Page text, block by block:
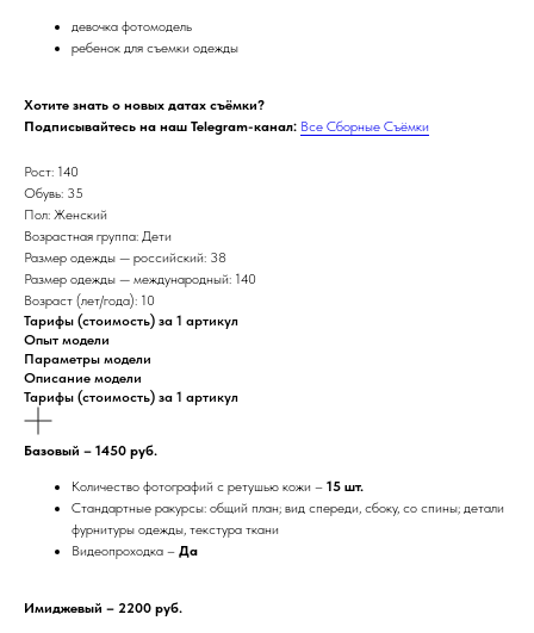
девочка фотомодель
ребенок для съемки одежды
Хотите знать о новых датах съёмки?
Подписывайтесь на наш Telegram-канал: Все Сборные Съёмки
Рост: 140
Обувь: 35
Пол: Женский
Возрастная группа: Дети
Размер одежды — российский: 38
Размер одежды — международный: 140
Возраст (лет/года): 10
Тарифы (стоимость) за 1 артикул
Опыт модели
Параметры модели
Описание модели
Тарифы (стоимость) за 1 артикул
Базовый – 1450 руб.
Количество фотографий с ретушью кожи – 15 шт.
Стандартные ракурсы: общий план; вид спереди, сбоку, со спины; детали
фурнитуры одежды, текстура ткани
Видеопроходка – Да
Имиджевый – 2200 руб.